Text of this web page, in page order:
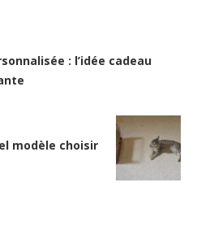
: l’idée cadeau
modèle choisir